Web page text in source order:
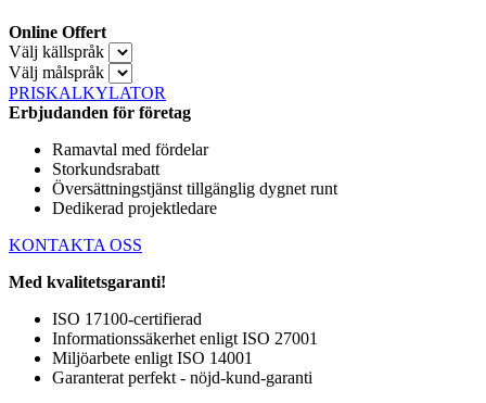
Online Offert
Välj källspråk
Välj målspråk
PRISKALKYLATOR
Erbjudanden för företag
Ramavtal med fördelar
Storkundsrabatt
Översättningstjänst tillgänglig dygnet runt
Dedikerad projektledare
KONTAKTA OSS
Med kvalitetsgaranti!
ISO 17100-certifierad
Informationssäkerhet enligt ISO 27001
Miljöarbete enligt ISO 14001
Garanterat perfekt - nöjd-kund-garanti